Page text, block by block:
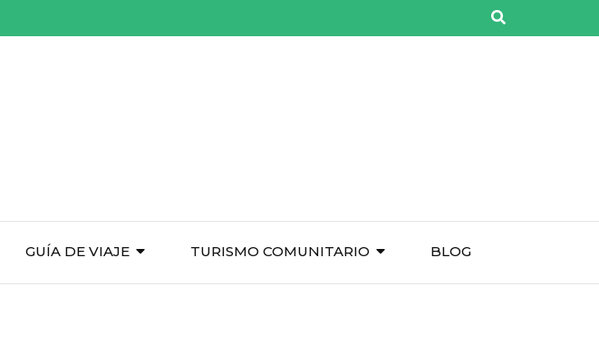
GUÍA DE VIAJE TURISMO COMUNITARIO BLOG